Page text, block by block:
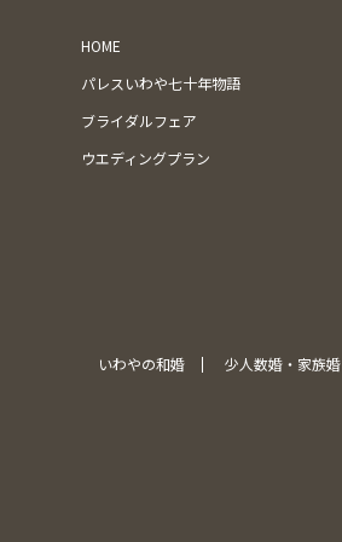
HOME
パレスいわや七十年物語
ブライダルフェア
ウエディングプラン
いわやの和婚 少人数婚・家族婚